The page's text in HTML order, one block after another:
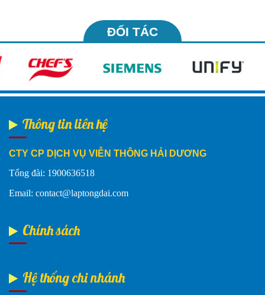
ĐỐI TÁC
Thông tin liên hệ
CTY CP DỊCH VỤ VIỄN THÔNG HẢI DƯƠNG
Tổng đài: 1900636518
Email: contact@laptongdai.com
Chính sách
Hệ thống chi nhánh